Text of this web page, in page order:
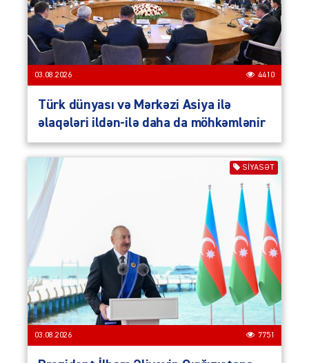
03.08.2026 4410
Türk dünyası və Mərkəzi Asiya ilə
əlaqələri ildən-ilə daha da möhkəmlənir
SIYASƏT
03.08.2026 7751